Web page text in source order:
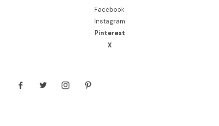
Facebook
Instagram
Pinterest
X